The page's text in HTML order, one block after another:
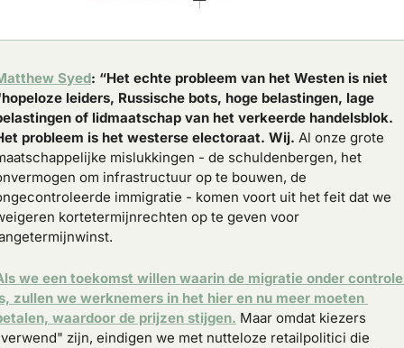
Syed: “Het echte probleem van het Westen is niet
leiders, Russische bots, hoge belastingen, lage
of lidmaatschap van het verkeerde handelsblok.
probleem is het westerse electoraat. Wij. Al onze grote
mislukkingen - de schuldenbergen, het
om infrastructuur op te bouwen, de
immigratie - komen voort uit het feit dat we
kortetermijnrechten op te geven voor
we een toekomst willen waarin de migratie onder controle
zullen we werknemers in het hier en nu meer moeten
waardoor de prijzen stijgen. Maar omdat kiezers
zijn, eindigen we met nutteloze retailpolitici die